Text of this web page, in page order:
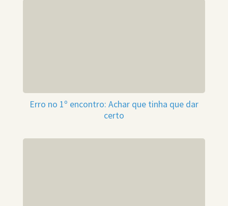
Erro no 1º encontro: Achar que tinha que dar
certo